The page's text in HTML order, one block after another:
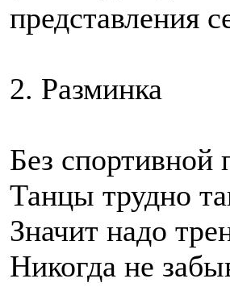
представления
2. Разминка
Без спортивной
Танцы трудно
Значит надо
Никогда не